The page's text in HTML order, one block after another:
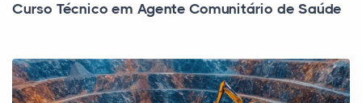
Curso Técnico em Agente Comunitário de Saúde